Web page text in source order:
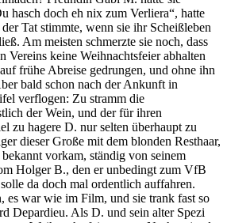
hasch doch eh nix zum Verliera“, hatte
Tat stimmte, wenn sie ihr Scheißleben
Am meisten schmerzte sie noch, dass
Vereins keine Weihnachtsfeier abhalten
frühe Abreise gedrungen, und ohne ihn
bald schon nach der Ankunft in
verflogen: Zu stramm die
der Wein, und der für ihren
zu hagere D. nur selten überhaupt zu
dieser Große mit dem blonden Resthaar,
vorkam, ständig von seinem
Holger B., den er unbedingt zum VfB
da doch mal ordentlich auffahren.
es war wie im Film, und sie trank fast so
Depardieu. Als D. und sein alter Spezi